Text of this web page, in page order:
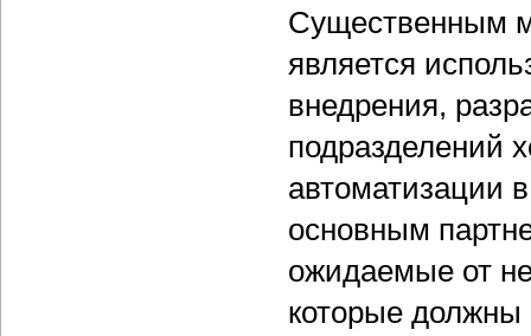
Существенным
является
внедрения,
подразделений
автоматизации
основным
ожидаемые от
которые должны